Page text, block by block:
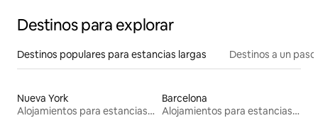
Destinos para explorar
Destinos populares para estancias largas Destinos a un
Nueva York
Alojamientos para estancias largas
Barcelona
Alojamientos para estancias largas